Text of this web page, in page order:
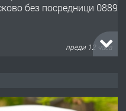
без посредници 0889
преди 12 часа